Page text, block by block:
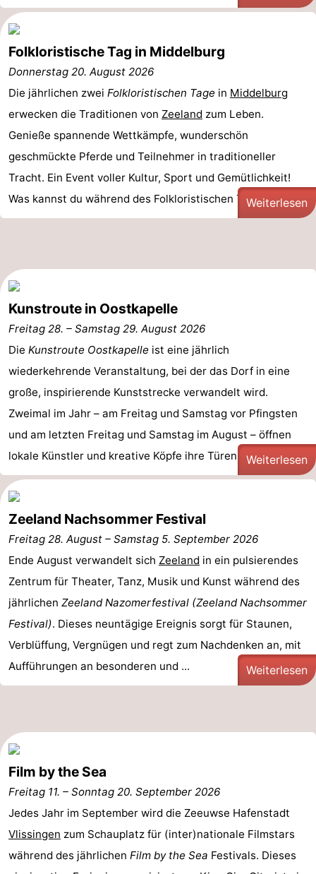
Parken
Reisebuchshop
Medizin
Adressen
Region
Zeeland
Schouwen-
Duiveland
-
Renesse
-
Bruinisse
Natur
-
Haamstede
Natur
van
Schouwen
Walcheren
Veere
-
Natur
Oranjezon
-
Oostkapelle
-
de
Westkapelle
-
Natur
-
Middelburg
Zeeuws-
Vlaanderen
-
Nieuwvliet
-
Sluis
-
Cadzand
Folkloristische Tag in Middelburg
Donnerstag 20. August 2026
Die jährlichen zwei Folkloristischen Tage in Middelburg
erwecken die Traditionen von Zeeland zum Leben.
Genieße spannende Wettkämpfe, wunderschön
geschmückte Pferde und Teilnehmer in traditioneller
Tracht. Ein Event voller Kultur, Sport und Gemütlichkeit!
Was kannst du während des Folkloristischen Tags in ...
Weiterlesen
Kunstroute in Oostkapelle
Freitag 28. – Samstag 29. August 2026
Die Kunstroute Oostkapelle ist eine jährlich
wiederkehrende Veranstaltung, bei der das Dorf in eine
große, inspirierende Kunststrecke verwandelt wird.
Zweimal im Jahr – am Freitag und Samstag vor Pfingsten
und am letzten Freitag und Samstag im August – öffnen
lokale Künstler und kreative Köpfe ihre Türen, um ihre ...
Weiterlesen
Zeeland Nachsommer Festival
Freitag 28. August – Samstag 5. September 2026
Ende August verwandelt sich Zeeland in ein pulsierendes
Zentrum für Theater, Tanz, Musik und Kunst während des
jährlichen Zeeland Nazomerfestival (Zeeland Nachsommer
Festival). Dieses neuntägige Ereignis sorgt für Staunen,
Verblüffung, Vergnügen und regt zum Nachdenken an, mit
Aufführungen an besonderen und ...
Weiterlesen
Film by the Sea
Freitag 11. – Sonntag 20. September 2026
Jedes Jahr im September wird die Zeeuwse Hafenstadt
Vlissingen zum Schauplatz für (inter)nationale Filmstars
während des jährlichen Film by the Sea Festivals. Dieses